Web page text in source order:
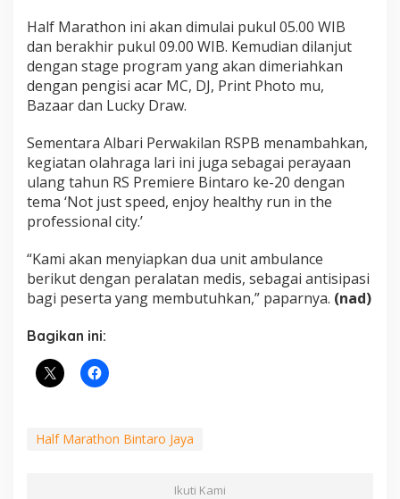
Half Marathon ini akan dimulai pukul 05.00 WIB
dan berakhir pukul 09.00 WIB. Kemudian dilanjut
dengan stage program yang akan dimeriahkan
dengan pengisi acar MC, DJ, Print Photo mu,
Bazaar dan Lucky Draw.
Sementara Albari Perwakilan RSPB menambahkan,
kegiatan olahraga lari ini juga sebagai perayaan
ulang tahun RS Premiere Bintaro ke-20 dengan
tema ‘Not just speed, enjoy healthy run in the
professional city.’
“Kami akan menyiapkan dua unit ambulance
berikut dengan peralatan medis, sebagai antisipasi
bagi peserta yang membutuhkan,” paparnya. (nad)
Bagikan ini:
Half Marathon Bintaro Jaya
Ikuti Kami